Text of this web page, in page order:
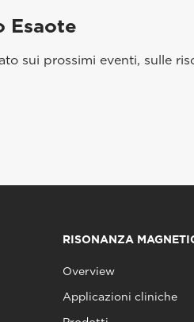
Esaote
sui prossimi eventi, sulle
RISONANZA
Overview
Applicazioni cliniche